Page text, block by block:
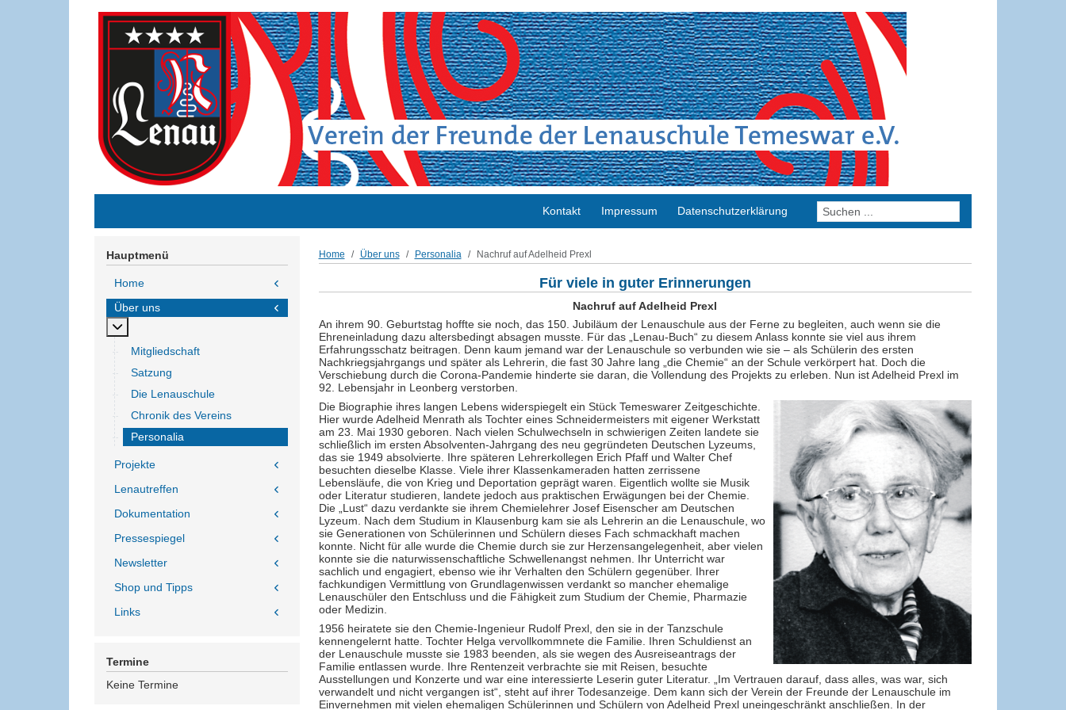
Kontakt Impressum Datenschutzerklärung
Hauptmenü
Home
Über uns
MOD_MENU_TOGGLE_SUBMENU_LABEL
Mitgliedschaft
Satzung
Die Lenauschule
Chronik des Vereins
Personalia
Projekte
Lenautreffen
Dokumentation
Pressespiegel
Newsletter
Shop und Tipps
Links
Termine
Keine Termine
Home Über uns Personalia Nachruf auf Adelheid Prexl
Für viele in guter Erinnerungen
Nachruf auf Adelheid Prexl
An ihrem 90. Geburtstag hoffte sie noch, das 150. Jubiläum der Lenauschule aus der Ferne zu begleiten, auch wenn sie die
Ehreneinladung dazu altersbedingt absagen musste. Für das „Lenau-Buch“ zu diesem Anlass konnte sie viel aus ihrem
Erfahrungsschatz beitragen. Denn kaum jemand war der Lenauschule so verbunden wie sie – als Schülerin des ersten
Nachkriegsjahrgangs und später als Lehrerin, die fast 30 Jahre lang „die Chemie“ an der Schule verkörpert hat. Doch die
Verschiebung durch die Corona-Pandemie hinderte sie daran, die Vollendung des Projekts zu erleben. Nun ist Adelheid Prexl im
92. Lebensjahr in Leonberg verstorben.
Die Biographie ihres langen Lebens widerspiegelt ein Stück Temeswarer Zeitgeschichte.
Hier wurde Adelheid Menrath als Tochter eines Schneidermeisters mit eigener Werkstatt
am 23. Mai 1930 geboren. Nach vielen Schulwechseln in schwierigen Zeiten landete sie
schließlich im ersten Absolventen-Jahrgang des neu gegründeten Deutschen Lyzeums,
das sie 1949 absolvierte. Ihre späteren Lehrerkollegen Erich Pfaff und Walter Chef
besuchten dieselbe Klasse. Viele ihrer Klassenkameraden hatten zerrissene
Lebensläufe, die von Krieg und Deportation geprägt waren. Eigentlich wollte sie Musik
oder Literatur studieren, landete jedoch aus praktischen Erwägungen bei der Chemie.
Die „Lust“ dazu verdankte sie ihrem Chemielehrer Josef Eisenscher am Deutschen
Lyzeum. Nach dem Studium in Klausenburg kam sie als Lehrerin an die Lenauschule, wo
sie Generationen von Schülerinnen und Schülern dieses Fach schmackhaft machen
konnte. Nicht für alle wurde die Chemie durch sie zur Herzensangelegenheit, aber vielen
konnte sie die naturwissenschaftliche Schwellenangst nehmen. Ihr Unterricht war
sachlich und engagiert, ebenso wie ihr Verhalten den Schülern gegenüber. Ihrer
fachkundigen Vermittlung von Grundlagenwissen verdankt so mancher ehemalige
Lenauschüler den Entschluss und die Fähigkeit zum Studium der Chemie, Pharmazie
oder Medizin.
1956 heiratete sie den Chemie-Ingenieur Rudolf Prexl, den sie in der Tanzschule
kennengelernt hatte. Tochter Helga vervollkommnete die Familie. Ihren Schuldienst an
der Lenauschule musste sie 1983 beenden, als sie wegen des Ausreiseantrags der
Familie entlassen wurde. Ihre Rentenzeit verbrachte sie mit Reisen, besuchte
Ausstellungen und Konzerte und war eine interessierte Leserin guter Literatur. „Im Vertrauen darauf, dass alles, was war, sich
verwandelt und nicht vergangen ist“, steht auf ihrer Todesanzeige. Dem kann sich der Verein der Freunde der Lenauschule im
Einvernehmen mit vielen ehemaligen Schülerinnen und Schülern von Adelheid Prexl uneingeschränkt anschließen. In der